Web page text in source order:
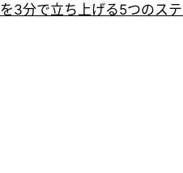
3分で立ち上げる5つのス